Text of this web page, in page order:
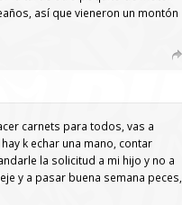
así que vieneron un montón
carnets para todos, vas a
k echar una mano, contar
la solicitud a mi hijo y no a
y a pasar buena semana peces,